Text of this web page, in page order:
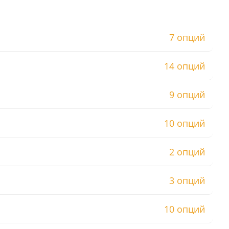
7 опций
14 опций
9 опций
10 опций
2 опций
3 опций
10 опций